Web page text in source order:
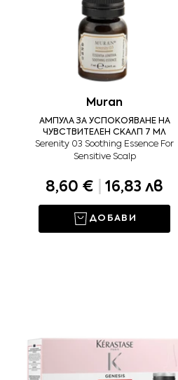
Muran
АМПУЛА ЗА УСПОКОЯВАНЕ НА
ЧУВСТВИТЕЛЕН СКАЛП 7 МЛ
Serenity 03 Soothing Essence For
Sensitive Scalp
8,60 € 16,83 лв
ДОБАВИ